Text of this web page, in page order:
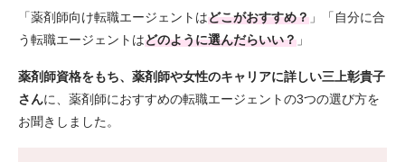
ェントを利用するメリット・デメリット
5 薬剤師向け転職エージェントの活用方法
6 薬剤師向け転職エージェントを使わないとどうなる？
7
女性薬剤師がキャリアを考えるときに大事な3つのポイ
「薬剤師向け転職エージェントはどこがおすすめ？ 」「自分に合
う転職エージェントはどのように選んだらいい？ 」
薬剤師資格をもち、薬剤師や女性のキャリアに詳しい三上彰貴子
さんに、薬剤師におすすめの転職エージェントの3つの選び方を
お聞きしました。